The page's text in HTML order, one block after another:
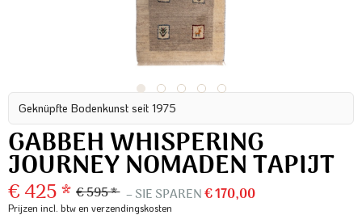
Geknüpfte Bodenkunst seit 1975
GABBEH WHISPERING
JOURNEY NOMADEN TAPIJT
€ 425 * € 595 * – SIE SPAREN€ 170,00
Prijzen incl. btwen verzendingskosten